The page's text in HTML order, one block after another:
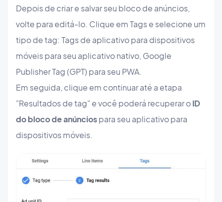
Depois de criar e salvar seu bloco de anúncios,
volte para editá-lo. Clique em Tags e selecione um
tipo de tag: Tags de aplicativo para dispositivos
móveis para seu aplicativo nativo, Google
Publisher Tag (GPT) para seu PWA.
Em seguida, clique em continuar até a etapa
"Resultados de tag" e você poderá recuperar oID
do bloco de anúnciospara seu aplicativo para
dispositivos móveis.